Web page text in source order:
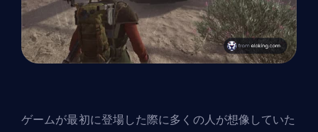
ゲームが最初に登場した際に多くの人が想像していた